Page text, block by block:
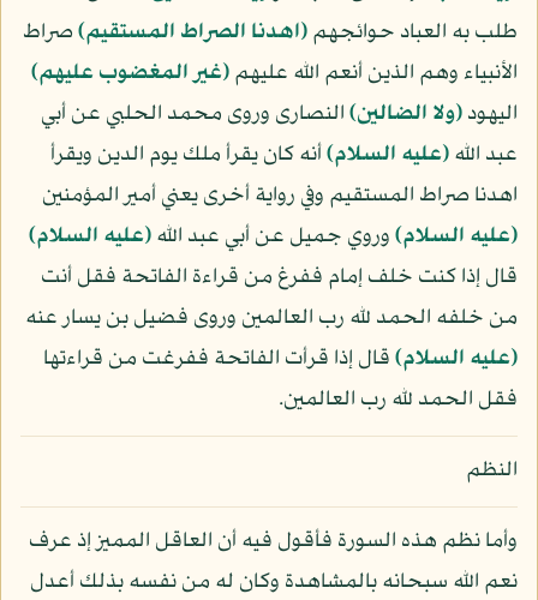
طلب به العباد حوائجهم﴿اهدنا الصراط المستقيم﴾صراط
الأنبياء وهم الذين أنعم الله عليهم﴿غير المغضوب عليهم﴾
اليهود﴿ولا الضالين﴾النصارى وروى محمد الحلبي عن أبي
عبد الله(عليه السلام)أنه كان يقرأ ملك يوم الدين ويقرأ
اهدنا صراط المستقيم وفي رواية أخرى يعني أمير المؤمنين
(عليه السلام)وروي جميل عن أبي عبد الله(عليه السلام)
قال إذا كنت خلف إمام ففرغ من قراءة الفاتحة فقل أنت
من خلفه الحمد لله رب العالمين وروى فضيل بن يسار عنه
(عليه السلام)قال إذا قرأت الفاتحة ففرغت من قراءتها
فقل الحمد لله رب العالمين.
النظم
وأما نظم هذه السورة فأقول فيه أن العاقل المميز إذ عرف
نعم الله سبحانه بالمشاهدة وكان له من نفسه بذلك أعدل